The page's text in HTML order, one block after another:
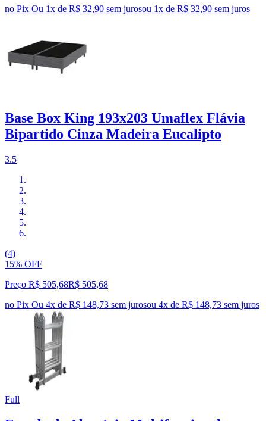
no Pix Ou 1x de R$ 32,90 sem jurosou 1x de R$ 32,90 sem juros
Base Box King 193x203 Umaflex Flávia
Bipartido Cinza Madeira Eucalipto
3.5
(4)
15% OFF
Preço R$ 505,68R$ 505,68
no Pix Ou 4x de R$ 148,73 sem jurosou 4x de R$ 148,73 sem juros
Full